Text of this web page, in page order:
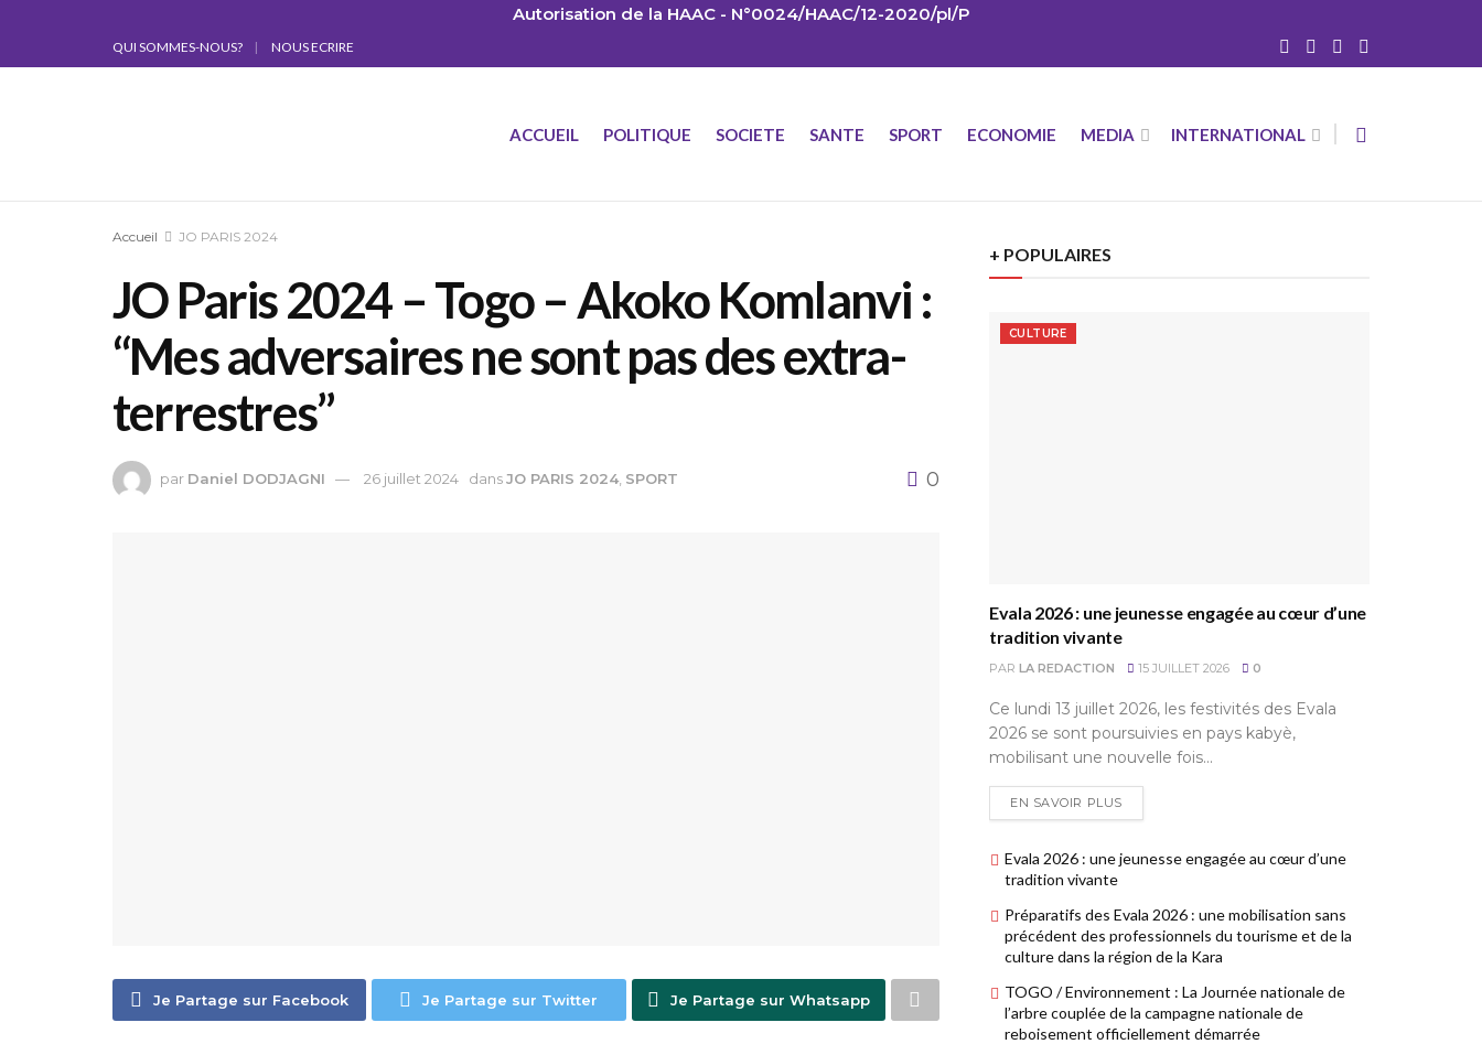
Autorisation de la HAAC - N°0024/HAAC/12-2020/pl/P
QUI SOMMES-NOUS? NOUS ECRIRE
ACCUEIL POLITIQUE SOCIETE SANTE SPORT ECONOMIE MEDIA INTERNATIONAL
Accueil JO PARIS 2024
JO Paris 2024 – Togo – Akoko Komlanvi :
“Mes adversaires ne sont pas des extra-
terrestres”
par Daniel DODJAGNI 26 juillet 2024 dansJO PARIS 2024, SPORT 0
Je Partage sur Facebook Je Partage sur Twitter Je Partage sur Whatsapp
+ POPULAIRES
CULTURE
Evala 2026 : une jeunesse engagée au cœur d’une
tradition vivante
PAR LA REDACTION 15 JUILLET 2026 0
Ce lundi 13 juillet 2026, les festivités des Evala
2026 se sont poursuivies en pays kabyè,
mobilisant une nouvelle fois...
EN SAVOIR PLUS
Evala 2026 : une jeunesse engagée au cœur d’une
tradition vivante
Préparatifs des Evala 2026 : une mobilisation sans
précédent des professionnels du tourisme et de la
culture dans la région de la Kara
TOGO / Environnement : La Journée nationale de
l’arbre couplée de la campagne nationale de
reboisement officiellement démarrée